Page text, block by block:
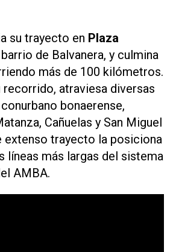
su trayecto en Plaza
de Balvanera, y culmina
más de 100 kilómetros.
atraviesa diversas
bonaerense,
Cañuelas y San Miguel
extenso trayecto la posiciona
líneas más largas del sistema
AMBA.​